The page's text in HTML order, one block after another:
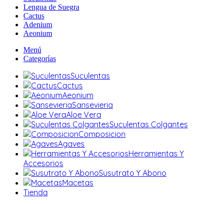
Lengua de Suegra
Cactus
Adenium
Aeonium
Menú
Categorías
Suculentas
Cactus
Aeonium
Sansevieria
Aloe Vera
Suculentas Colgantes
Composicion
Agaves
Herramientas Y
Accesorios
Susutrato Y Abono
Macetas
Tienda